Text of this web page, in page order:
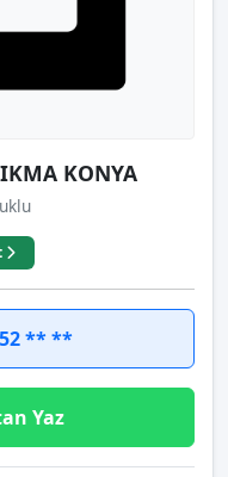
KONYA
** **
Yaz